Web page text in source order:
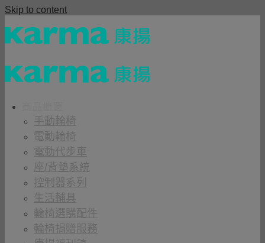
Skip to content
手動輪椅
電動輪椅
電動代步車
座/背墊系統
控制器系列
生活輔具
輪椅選購配件
輪椅捐贈服務